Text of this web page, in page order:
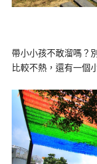
帶小小孩不敢溜嗎？
比較不熱，還有一個